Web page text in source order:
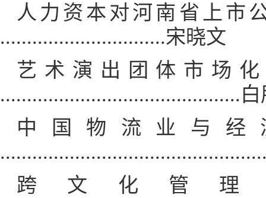
人力资本对河南省上市
...............................宋晓文
艺术演出团体市场
.............................................
中国物流业与经
跨文化管